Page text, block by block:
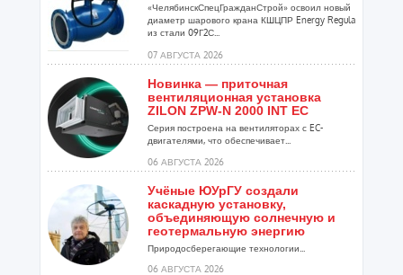
«ЧелябинскСпецГражданСтрой» освоил новый
диаметр шарового крана КШЦПР Energy Regula
из стали 09Г2С...
07 АВГУСТА 2026
Новинка — приточная
вентиляционная установка
ZILON ZPW-N 2000 INT EC
Серия построена на вентиляторах с EC-
двигателями, что обеспечивает...
06 АВГУСТА 2026
Учёные ЮУрГУ создали
каскадную установку,
объединяющую солнечную и
геотермальную энергию
Природосберегающие технологии...
06 АВГУСТА 2026